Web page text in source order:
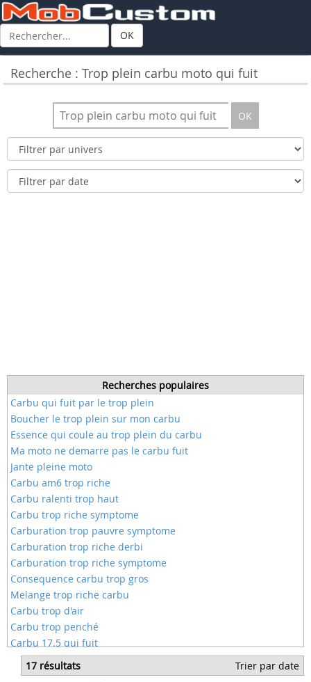
OK
Recherche : Trop plein carbu moto qui fuit
OK
Recherches populaires
Carbu qui fuit par le trop plein
Boucher le trop plein sur mon carbu
Essence qui coule au trop plein du carbu
Ma moto ne demarre pas le carbu fuit
Jante pleine moto
Carbu am6 trop riche
Carbu ralenti trop haut
Carbu trop riche symptome
Carburation trop pauvre symptome
Carburation trop riche derbi
Carburation trop riche symptome
Consequence carbu trop gros
Melange trop riche carbu
Carbu trop d'air
Carbu trop penché
Carbu 17.5 qui fuit
Carbu qui fuit pencher
Booster fuite d'essence carbu
17 résultats Trier par date